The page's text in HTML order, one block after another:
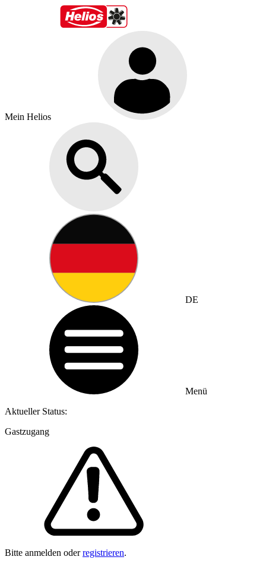
Mein Helios
DE
Menü
Aktueller Status:
Gastzugang
Bitte anmelden oderregistrieren.